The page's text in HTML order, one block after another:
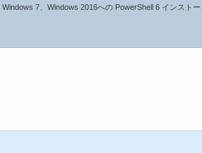
7、Windows 2016への PowerShell 6 インストー